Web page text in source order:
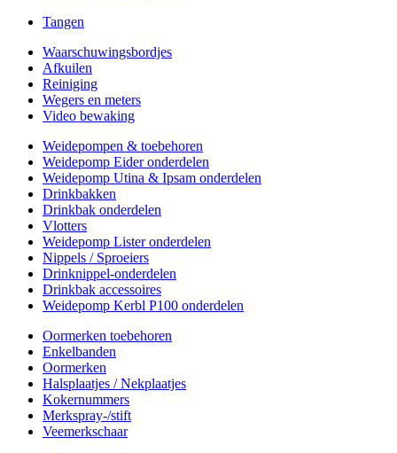
Tangen
Waarschuwingsbordjes
Afkuilen
Reiniging
Wegers en meters
Video bewaking
Weidepompen & toebehoren
Weidepomp Eider onderdelen
Weidepomp Utina & Ipsam onderdelen
Drinkbakken
Drinkbak onderdelen
Vlotters
Weidepomp Lister onderdelen
Nippels / Sproeiers
Drinknippel-onderdelen
Drinkbak accessoires
Weidepomp Kerbl P100 onderdelen
Oormerken toebehoren
Enkelbanden
Oormerken
Halsplaatjes / Nekplaatjes
Kokernummers
Merkspray-/stift
Veemerkschaar